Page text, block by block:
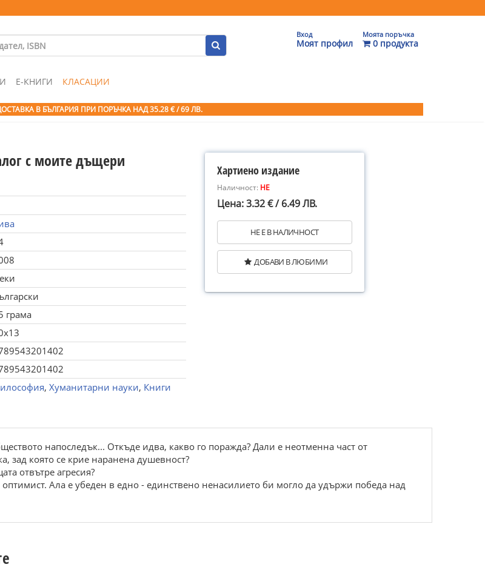
Вход
Моят профил
Моята поръчка
0 продукта
Е-КНИГИ КЛАСАЦИИ
В БЪЛГАРИЯ ПРИ ПОРЪЧКА НАД 35.28 € / 69 ЛВ.
с моите дъщери
грама
, Хуманитарни науки, Книги
Хартиено издание
Наличност: НЕ
Цена: 3.32 € / 6.49 ЛВ.
НЕ Е В НАЛИЧНОСТ
ДОБАВИ В ЛЮБИМИ
напоследък... Откъде идва, какво го поражда? Дали е неотменна част от
зад която се крие наранена душевност?
отвътре агресия?
Ала е убеден в едно - единствено ненасилието би могло да удържи победа над